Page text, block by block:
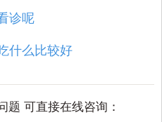
诊呢
什么比较好
题 可直接在线咨询：